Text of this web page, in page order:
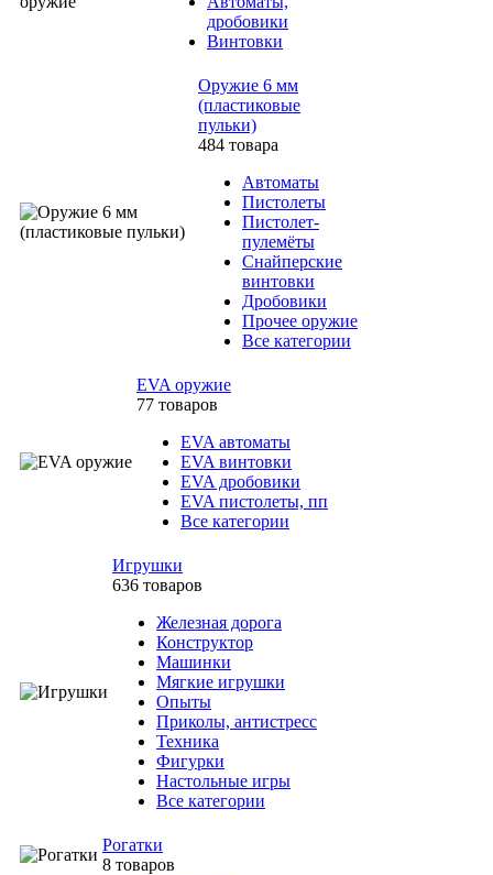
дробовики
Винтовки
Оружие 6 мм
(пластиковые
пульки)
484 товара
Автоматы
Пистолеты
Пистолет-
пулемёты
Снайперские
винтовки
Дробовики
Прочее оружие
Все категории
EVA оружие
77 товаров
EVA автоматы
EVA винтовки
EVA дробовики
EVA пистолеты, пп
Все категории
Игрушки
636 товаров
Железная дорога
Конструктор
Машинки
Мягкие игрушки
Опыты
Приколы, антистресс
Техника
Фигурки
Настольные игры
Все категории
Рогатки
8 товаров